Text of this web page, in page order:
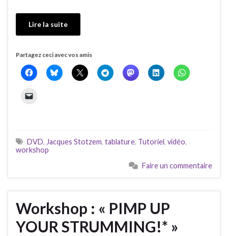
Lire la suite
Partagez ceci avec vos amis
DVD, Jacques Stotzem, tablature, Tutoriel, vidéo,
workshop
Faire un commentaire
Workshop : « PIMP UP
YOUR STRUMMING!* »